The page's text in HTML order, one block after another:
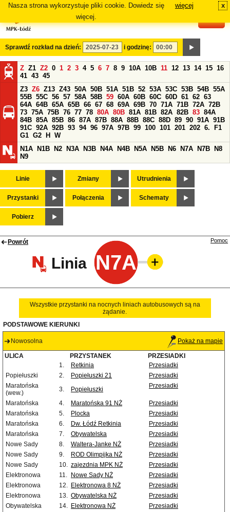
Nasza strona wykorzystuje pliki cookie. Dowiedz się
więcej.
więcej x
Sprawdź rozkład na dzień: i godzinę:
Z Z1 Z2 0 1 2 3 4 5 6 7 8 9 10A 10B 11 12 13 14 15 16
41 43 45
Z3 Z6 Z13 Z43 50A 50B 51A 51B 52 53A 53C 53B 54B 55A
55B 55C 56 57 58A 58B 59 60A 60B 60C 60D 61 62 63
64A 64B 65A 65B 66 67 68 69A 69B 70 71A 71B 72A 72B
73 75A 75B 76 77 78 80A 80B 81A 81B 82A 82B 83 84A
84B 85A 85B 86 87A 87B 88A 88B 88C 88D 89 90 91A 91B
91C 92A 92B 93 94 96 97A 97B 99 100 101 201 202 6.
F1
G1 G2 H
W
N1A
N1B N2 N3A N3B N4A N4B N5A N5B N6 N7A N7B
N8
N9
Linie Zmiany Utrudnienia
Przystanki Połączenia Schematy
Pobierz
Powrót
Linia N7A
Pomoc
Wszystkie przystanki na nocnych liniach autobusowych są na
żądanie.
PODSTAWOWE KIERUNKI
Nowosolna Pokaż na mapie
ULICA PRZYSTANEK
PRZESIADKI
1.
Retkinia
Przesiadki
Popiełuszki
2. Popiełuszki 21
Przesiadki
Maratońska
(wew.)
3. Popiełuszki Przesiadki
Maratońska 4. Maratońska 91 NŻ
Przesiadki
Maratońska
5. Plocka
Przesiadki
Maratońska
6. Dw. Łódź Retkinia
Przesiadki
Maratońska
7. Obywatelska
Przesiadki
Nowe Sady
8. Waltera-Janke NŻ
Przesiadki
Nowe Sady
9. ROD Olimpijka NŻ
Przesiadki
Nowe Sady
10. zajezdnia MPK NŻ
Przesiadki
Elektronowa
11. Nowe Sady NŻ
Przesiadki
Elektronowa
12. Elektronowa 8 NŻ
Przesiadki
Elektronowa
13. Obywatelska NŻ
Przesiadki
Obywatelska
14. Elektronowa NŻ
Przesiadki